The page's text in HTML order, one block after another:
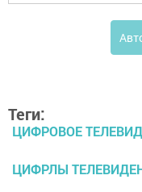
Теги:
ЦИФРОВОЕ
ЦИФРЛЫ